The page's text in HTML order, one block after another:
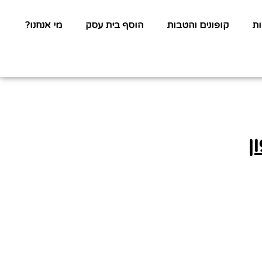
קופונים והטבות הוסף בית עסק מי אנחנו?